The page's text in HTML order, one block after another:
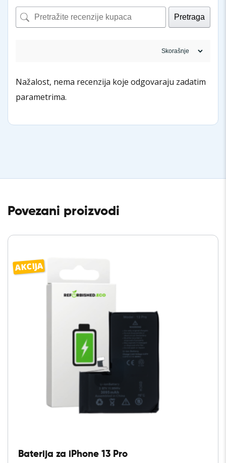
Pretraga
Nažalost, nema recenzija koje odgovaraju zadatim
parametrima.
Povezani proizvodi
AKCIJA
Baterija za iPhone 13 Pro